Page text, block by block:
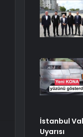
İstanbul
Uyarısı